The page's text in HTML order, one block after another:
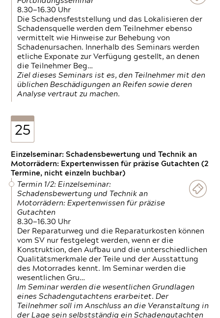
8.30—16.30 Uhr
Die Schadensfeststellung und das Lokalisieren der
Schadensquelle werden dem Teilnehmer ebenso
vermittelt wie Hinweise zur Behebung von
Schadenursachen. Innerhalb des Seminars werden
etliche Exponate zur Verfügung gestellt, an denen
die Teilnehmer Beg…
Ziel dieses Seminars ist es, den Teilnehmer mit den
üblichen Beschädigungen an Reifen sowie deren
Analyse vertraut zu machen.
25
Einzelseminar: Schadensbewertung und Technik an
Motorrädern: Expertenwissen für präzise Gutachten (2
Termine, nicht einzeln buchbar)
Termin 1/2: Einzelseminar:
Schadensbewertung und Technik an
Motorrädern: Expertenwissen für präzise
Gutachten
8.30—16.30 Uhr
Der Reparaturweg und die Reparaturkosten können
vom SV nur festgelegt werden, wenn er die
Konstruktion, den Aufbau und die unterschiedlichen
Qualitätsmerkmale der Teile und der Ausstattung
des Motorrades kennt. Im Seminar werden die
wesentlichen Gru…
Im Seminar werden die wesentlichen Grundlagen
eines Schadengutachtens erarbeitet. Der
Teilnehmer soll im Anschluss an die Veranstaltung in
der Lage sein selbstständig ein Schadengutachten